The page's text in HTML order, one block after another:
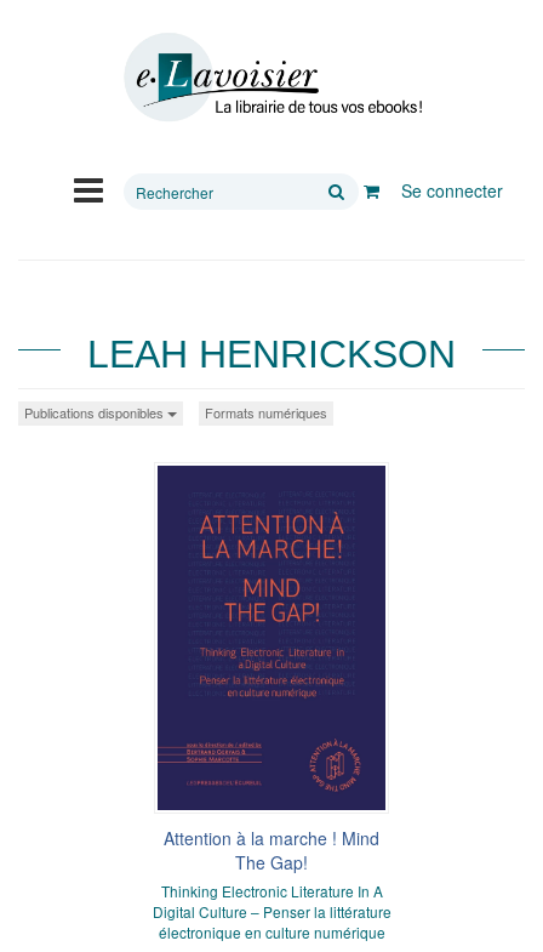
Rechercher
Se connecter
LEAH HENRICKSON
Publications disponibles Formats numériques
Attention à la marche ! Mind
The Gap!
Thinking Electronic Literature In A
Digital Culture – Penser la littérature
électronique en culture numérique